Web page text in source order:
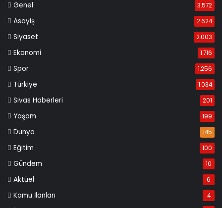
Genel 3.572
Asayiş 2.624
Siyaset 2.003
Ekonomi 1.716
Spor 1.256
Türkiye 1.034
Sivas Haberleri 201
Yaşam 199
Dünya 145
Eğitim 100
Gündem 10
Aktüel 6
Kamu İlanları 4